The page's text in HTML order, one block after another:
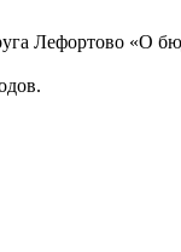
Лефортово «О